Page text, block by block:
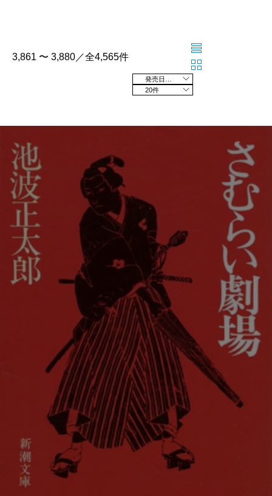
3,861 〜 3,880／全4,565件
20件